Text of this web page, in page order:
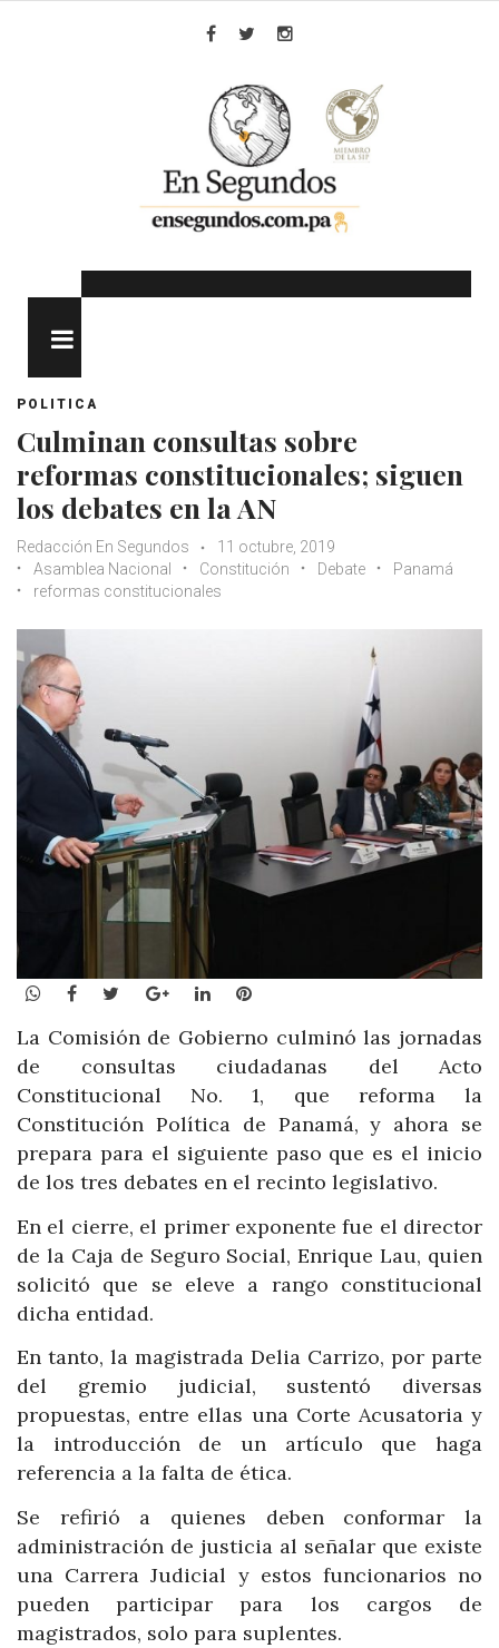
POLITICA
Culminan consultas sobre
reformas constitucionales; siguen
los debates en la AN
Redacción En Segundos
11 octubre, 2019
Asamblea Nacional
Constitución Debate
Panamá
reformas constitucionales
WhatsApp
Facebook
TwitterGoogle+LinkedInPinterest
La Comisión de Gobierno culminó las jornadas
de consultas ciudadanas del Acto
Constitucional No. 1, que reforma la
Constitución Política de Panamá, y ahora se
prepara para el siguiente paso que es el inicio
de los tres debates en el recinto legislativo.
En el cierre, el primer exponente fue el director
de la Caja de Seguro Social, Enrique Lau, quien
solicitó que se eleve a rango constitucional
dicha entidad.
En tanto, la magistrada Delia Carrizo, por parte
del gremio judicial, sustentó diversas
propuestas, entre ellas una Corte Acusatoria y
la introducción de un artículo que haga
referencia a la falta de ética.
Se refirió a quienes deben conformar la
administración de justicia al señalar que existe
una Carrera Judicial y estos funcionarios no
pueden participar para los cargos de
magistrados, solo para suplentes.